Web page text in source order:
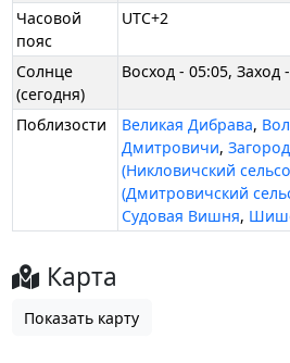
Часовой
пояс
UTC+2
Солнце
(сегодня)
Восход - 05:05, Заход
Поблизости Великая Дибрава,
Дмитровичи,
(Никловичский
(Дмитровичский
Судовая Вишня,
Карта
Показать карту